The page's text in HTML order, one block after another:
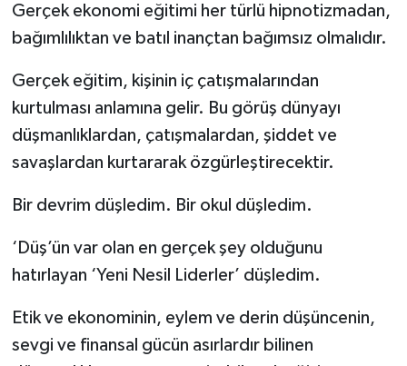
Gerçek ekonomi eğitimi her türlü hipnotizmadan,
bağımlılıktan ve batıl inançtan bağımsız olmalıdır.
Gerçek eğitim, kişinin iç çatışmalarından
kurtulması anlamına gelir. Bu görüş dünyayı
düşmanlıklardan, çatışmalardan, şiddet ve
savaşlardan kurtararak özgürleştirecektir.
Bir devrim düşledim. Bir okul düşledim.
‘Düş’ün var olan en gerçek şey olduğunu
hatırlayan ‘Yeni Nesil Liderler’ düşledim.
Etik ve ekonominin, eylem ve derin düşüncenin,
sevgi ve finansal gücün asırlardır bilinen